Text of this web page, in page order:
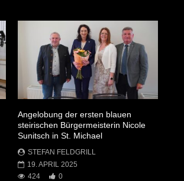
Angelobung der ersten blauen
steirischen Bürgermeisterin Nicole
Sunitsch in St. Michael
STEFAN FELDGRILL
19. APRIL 2025
424
0